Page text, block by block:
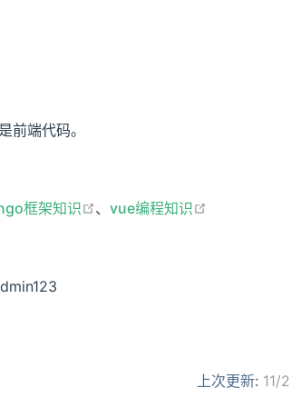
前端代码。
new window
框架知识 open in new window
、 vue编程知识
上次更新: 11/